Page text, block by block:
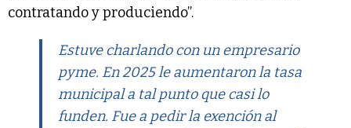
contratando y produciendo”.
Estuve charlando con un empresario
pyme. En 2025 le aumentaron la tasa
municipal a tal punto que casi lo
funden. Fue a pedir la exención al